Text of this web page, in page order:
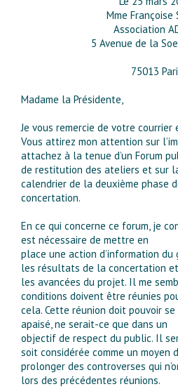
Mme Françoise
Association
5 Avenue de la
75013
Madame la Présidente,
Je vous remercie de votre courrier
Vous attirez mon attention sur
attachez à la tenue d’un Forum
de restitution des ateliers et sur
calendrier de la deuxième phase
concertation.
En ce qui concerne ce forum, je
est nécessaire de mettre en
place une action d’information
les résultats de la concertation et
les avancées du projet. Il me
conditions doivent être réunies
cela. Cette réunion doit pouvoir
apaisé, ne serait-ce que dans un
objectif de respect du public. Il
soit considérée comme un moyen
prolonger des controverses qui
lors des précédentes réunions.